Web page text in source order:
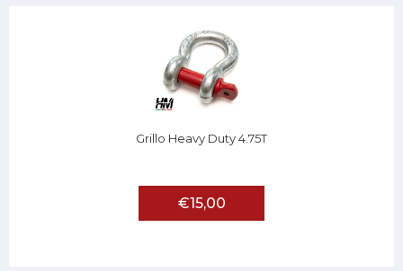
Grillo Heavy Duty 4.75T
€15,00